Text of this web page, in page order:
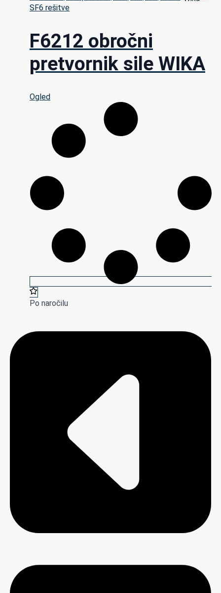
SF6 rešitve
F6212 obročni
pretvornik sile WIKA
Ogled
Po naročilu